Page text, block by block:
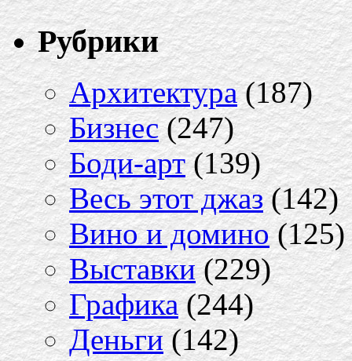
Рубрики
Архитектура(187)
Бизнес(247)
Боди-арт(139)
Весь этот джаз(142)
Вино и домино(125)
Выставки(229)
Графика(244)
Деньги(142)